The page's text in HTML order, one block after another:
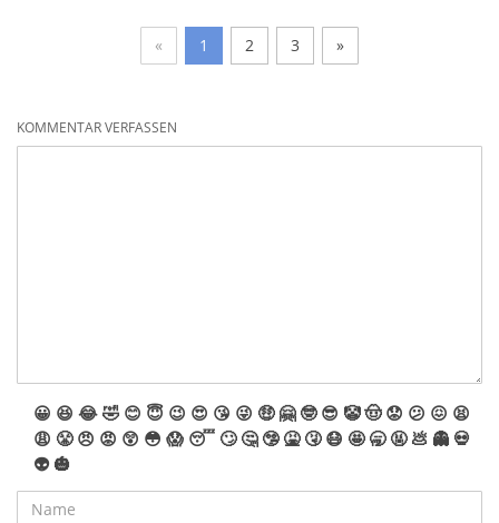
« 1 2 3 »
KOMMENTAR VERFASSEN
😀 😆 😂🤣 😊 😇 😉 😍 😘 😜 🤑 🤗 🤓 😎 🤡🤠 😟 😕 😖 😫
😩 😤 😠 😡 😲 😳 😱 😴 🙄 🤔 🤥 🤮 🤧 😷 🤩 🥱 🤬 💩 👻 💀
👽 🎃